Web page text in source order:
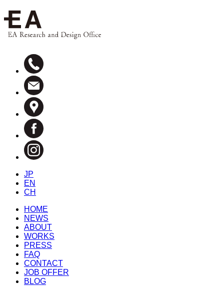
JP
EN
CH
HOME
NEWS
ABOUT
WORKS
PRESS
FAQ
CONTACT
JOB OFFER
BLOG